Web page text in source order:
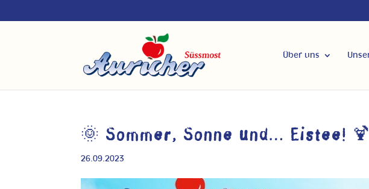
Über uns
🌞 Sommer, Sonne und… Eistee! 🍹
26.09.2023